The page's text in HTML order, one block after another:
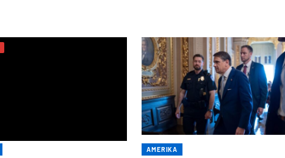
AMERIKA